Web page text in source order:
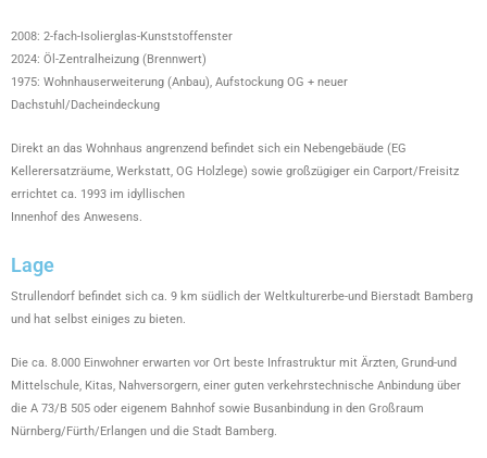
2008: 2-fach-Isolierglas-Kunststoffenster
2024: Öl-Zentralheizung (Brennwert)
1975: Wohnhauserweiterung (Anbau), Aufstockung OG + neuer
Dachstuhl/Dacheindeckung
Direkt an das Wohnhaus angrenzend befindet sich ein Nebengebäude (EG
Kellerersatzräume, Werkstatt, OG Holzlege) sowie großzügiger ein Carport/Freisitz
errichtet ca. 1993 im idyllischen
Innenhof des Anwesens.
Lage
Strullendorf befindet sich ca. 9 km südlich der Weltkulturerbe-und Bierstadt Bamberg
und hat selbst einiges zu bieten.
Die ca. 8.000 Einwohner erwarten vor Ort beste Infrastruktur mit Ärzten, Grund-und
Mittelschule, Kitas, Nahversorgern, einer guten verkehrstechnische Anbindung über
die A 73/B 505 oder eigenem Bahnhof sowie Busanbindung in den Großraum
Nürnberg/Fürth/Erlangen und die Stadt Bamberg.